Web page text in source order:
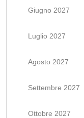
Giugno 2027
Luglio 2027
Agosto 2027
Settembre 2027
Ottobre 2027